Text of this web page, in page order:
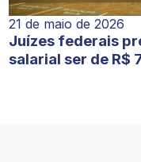
21 de maio de 2026
Juízes federais
salarial ser de R$